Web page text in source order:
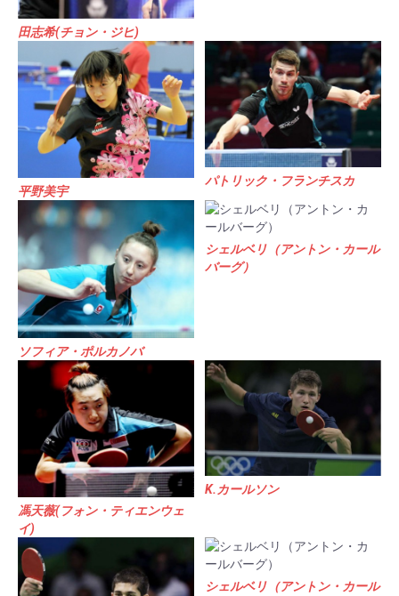
田志希(チョン・ジヒ)
平野美宇
パトリック・フランチスカ
ソフィア・ポルカノバ
シェルベリ（アントン・カール
バーグ）
馮天薇(フォン・ティエンウェ
イ)
K.カールソン
シェルベリ（アントン・カール